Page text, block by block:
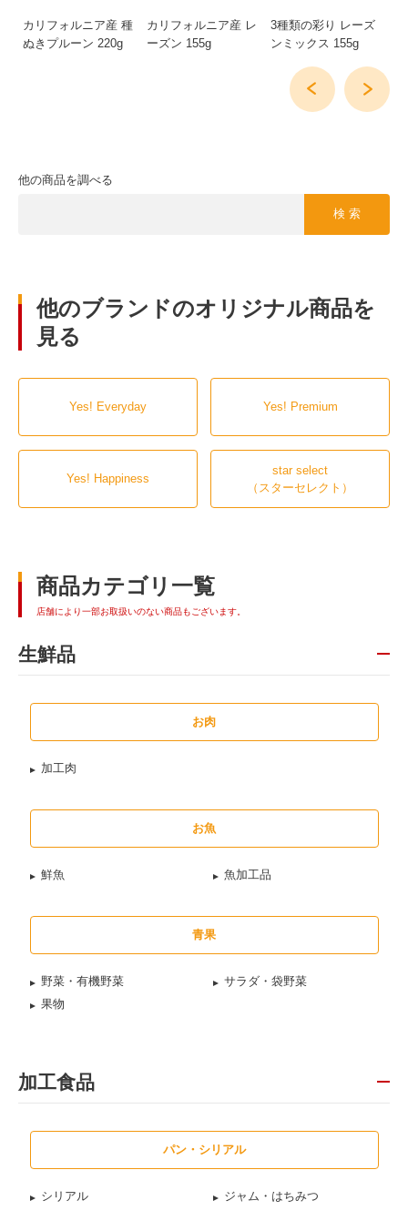
カリフォルニア産 種
ぬきプルーン 220g
カリフォルニア産 レ
ーズン 155g
3種類の彩り レーズ
ンミックス 155g
他の商品を調べる
検 索
他のブランドのオリジナル商品を
見る
Yes! Everyday Yes! Premium
Yes! Happiness
star select
（スターセレクト）
商品カテゴリ一覧
店舗により一部お取扱いのない商品もございます。
生鮮品
お肉
加工肉
お魚
鮮魚 魚加工品
青果
野菜・有機野菜
サラダ・袋野菜
果物
加工食品
パン・シリアル
シリアル ジャム・はちみつ